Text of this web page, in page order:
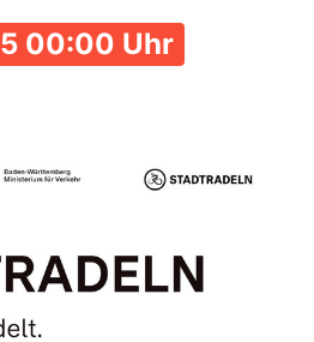
00:00 Uhr